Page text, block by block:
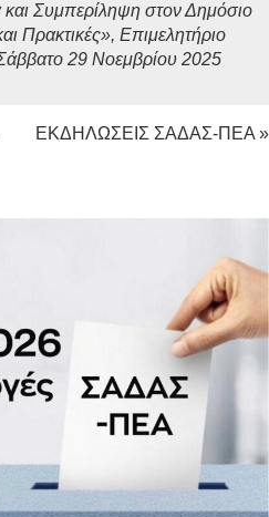
Συμπερίληψη στον Δημόσιο
Πρακτικές», Επιμελητήριο
29 Νοεμβρίου 2025
ΕΚΔΗΛΩΣΕΙΣ ΣΑΔΑΣ-ΠΕΑ »